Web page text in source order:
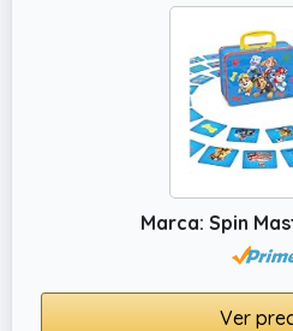
entretenido juego ayuda
razonamiento,
mientras los niños se
los juegos 4 años y los
niños de 4 años llenos
Marca: Spin
Ver